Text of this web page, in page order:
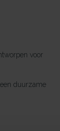
voor
duurzame